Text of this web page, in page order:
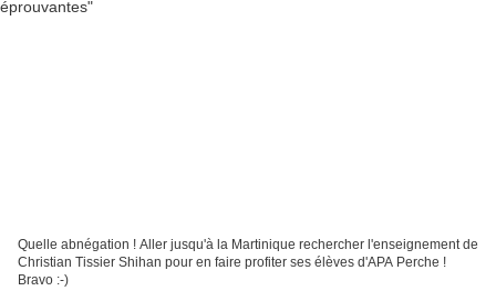
Quelle abnégation ! Aller jusqu'à la Martinique rechercher l'enseignement de
Christian Tissier Shihan pour en faire profiter ses élèves d'APA Perche !
Bravo :-)